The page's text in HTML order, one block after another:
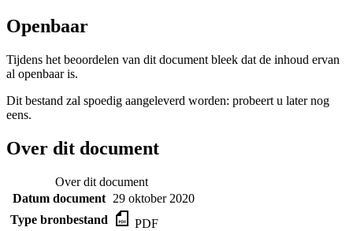
Openbaar
Tijdens het beoordelen van dit document bleek dat de inhoud ervan
al openbaar is.
Dit bestand zal spoedig aangeleverd worden: probeert u later nog
eens.
Over dit document
Over dit document
Datum document 29 oktober 2020
Type bronbestand
PDF